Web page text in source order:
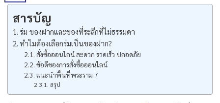
สารบัญ
ร่ม ของฝากและของที่ระลึกที่ไม่ธรรมดา
ทำไมต้องเลือกร่มเป็นของฝาก?
สั่งซื้อออนไลน์ สะดวก รวดเร็ว ปลอดภัย
ข้อดีของการสั่งซื้อออนไลน์
แนะนำพื้นที่พระราม 7
สรุป